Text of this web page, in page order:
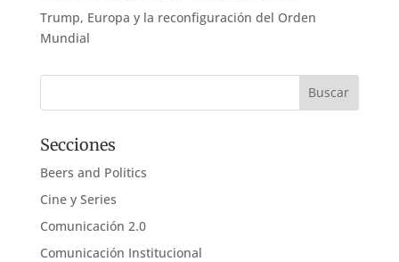
Trump, Europa y la reconfiguración del Orden
Mundial
Secciones
Beers and Politics
Cine y Series
Comunicación 2.0
Comunicación Institucional